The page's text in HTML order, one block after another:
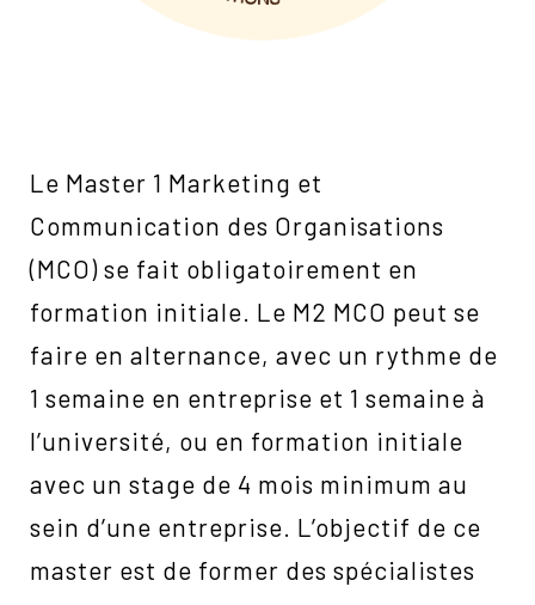
Le Master 1 Marketing et
Communication des Organisations
(MCO) se fait obligatoirement en
formation initiale. Le M2 MCO peut se
faire en alternance, avec un rythme de
1 semaine en entreprise et 1 semaine à
l’université, ou en formation initiale
avec un stage de 4 mois minimum au
sein d’une entreprise. L’objectif de ce
master est de former des spécialistes